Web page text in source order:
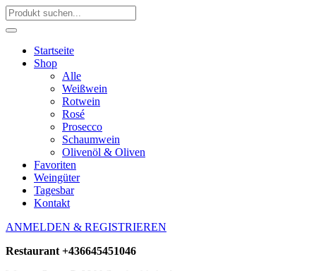
Startseite
Shop
Alle
Weißwein
Rotwein
Rosé
Prosecco
Schaumwein
Olivenöl & Oliven
Favoriten
Weingüter
Tagesbar
Kontakt
ANMELDEN & REGISTRIEREN
Restaurant +436645451046